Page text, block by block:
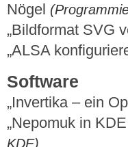
Nögel
„Bildformat SVG
„ALSA
Software
„Invertika – ein
„Nepomuk in
KDE)